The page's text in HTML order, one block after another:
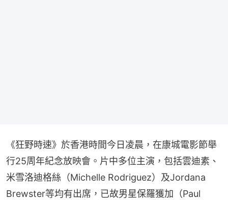
《狂野時速》於香港時間今日凌晨，在康城電影節舉
行25周年紀念放映會。片中多位主演，包括雲迪素、
米雪洛迪格絲（Michelle Rodriguez）及Jordana
Brewster等均有出席，已故男星保羅獲加（Paul